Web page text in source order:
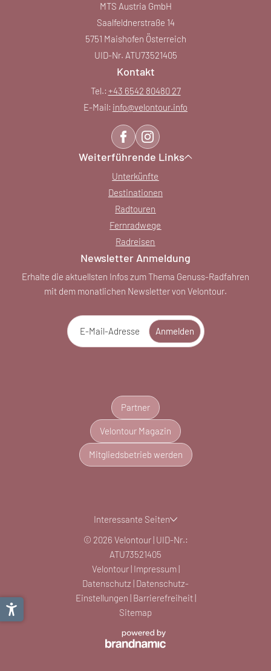
MTS Austria GmbH
Saalfeldnerstraße 14
5751 Maishofen Österreich
UID-Nr. ATU73521405
Kontakt
Tel.: +43 6542 80480 27
E-Mail: info@velontour.info
Weiterführende Links
Unterkünfte
Destinationen
Radtouren
Fernradwege
Radreisen
Newsletter Anmeldung
Erhalte die aktuellsten Infos zum Thema Genuss-Radfahren
mit dem monatlichen Newsletter von Velontour.
E-Mail-Adresse Anmelden
Partner
Velontour Magazin
Mitgliedsbetrieb werden
Interessante Seiten
© 2026 Velontour UID-Nr.:
ATU73521405
Velontour Impressum
Datenschutz Datenschutz-
Einstellungen Barrierefreiheit
Sitemap